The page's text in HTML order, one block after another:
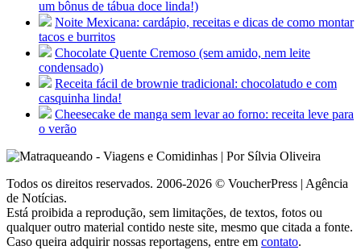
um bônus de tábua doce linda!)
Noite Mexicana: cardápio, receitas e dicas de como montar
tacos e burritos
Chocolate Quente Cremoso (sem amido, nem leite
condensado)
Receita fácil de brownie tradicional: chocolatudo e com
casquinha linda!
Cheesecake de manga sem levar ao forno: receita leve para
o verão
Todos os direitos reservados. 2006-2026 © VoucherPress | Agência
de Notícias.
Está proibida a reprodução, sem limitações, de textos, fotos ou
qualquer outro material contido neste site, mesmo que citada a fonte.
Caso queira adquirir nossas reportagens, entre em contato.